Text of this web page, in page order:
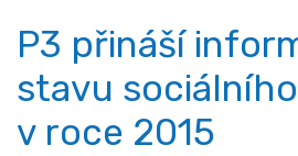
P3 přináší
stavu
v roce 2015